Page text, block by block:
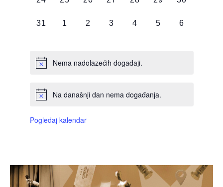
0
31
0
1
0
2
0
3
0
4
0
5
0
6
Nema nadolazećih događaji.
Na današnji dan nema događanja.
Pogledaj kalendar